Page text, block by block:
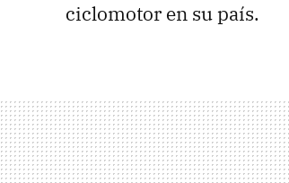
ciclomotor en su país.